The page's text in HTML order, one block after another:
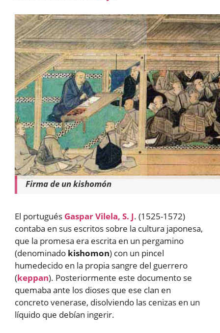
Firma de un kishomón
El portugués Gaspar Vilela, S. J. (1525-1572)
contaba en sus escritos sobre la cultura japonesa,
que la promesa era escrita en un pergamino
(denominado kishomon) con un pincel
humedecido en la propia sangre del guerrero
(keppan). Posteriormente este documento se
quemaba ante los dioses que ese clan en
concreto venerase, disolviendo las cenizas en un
líquido que debían ingerir.